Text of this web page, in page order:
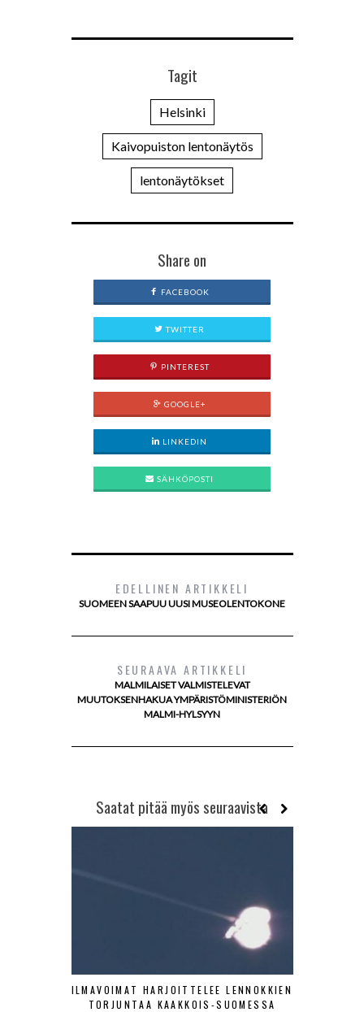
Tagit
Helsinki
Kaivopuiston lentonäytös
lentonäytökset
Share on
FACEBOOK
TWITTER
PINTEREST
GOOGLE+
LINKEDIN
SÄHKÖPOSTI
EDELLINEN ARTIKKELI
SUOMEEN SAAPUU UUSI MUSEOLENTOKONE
SEURAAVA ARTIKKELI
MALMILAISET VALMISTELEVAT
MUUTOKSENHAKUA YMPÄRISTÖMINISTERIÖN
MALMI-HYLSYYN
Saatat pitää myös seuraavista
ILMAVOIMAT HARJOITTELEE LENNOKKIEN
TORJUNTAA KAAKKOIS-SUOMESSA